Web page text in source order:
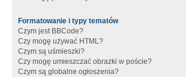
Formatowanie i typy tematów
Czym jest BBCode?
Czy mogę używać HTML?
Czym są uśmieszki?
Czy mogę umieszczać obrazki w poście?
Czym są globalne ogłoszenia?